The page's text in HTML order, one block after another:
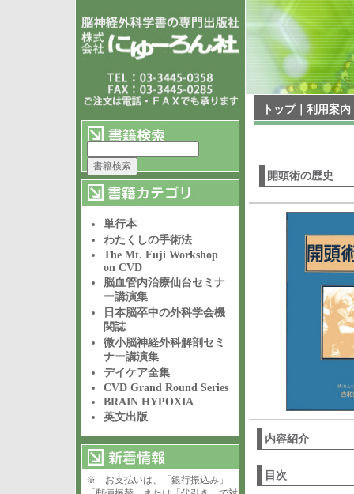
単行本
わたくしの手術法
The Mt. Fuji Workshop
on CVD
脳血管内治療仙台セミナ
ー講演集
日本脳卒中の外科学会機
関誌
微小脳神経外科解剖セミ
ナー講演集
デイケア全集
CVD Grand Round Series
BRAIN HYPOXIA
英文出版
※ お支払いは、「銀行振込み」
トップ｜ 利用案内
開頭術の歴史
内容紹介
目次